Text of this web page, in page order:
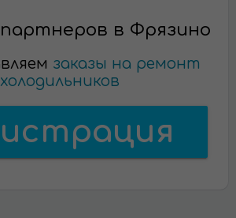
в Фрязино
заказы на ремонт
холодильников